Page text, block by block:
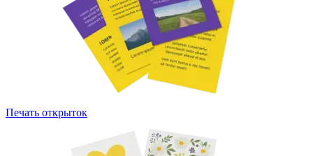
Печать открыток